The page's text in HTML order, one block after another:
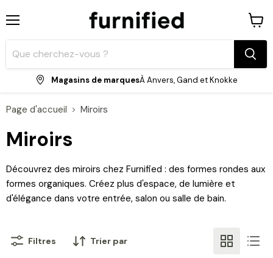
Magasins de marquesÀ Anvers, Gand et Knokke
le
panier
Page d'accueil Miroirs
Miroirs
Découvrez des miroirs chez Furnified : des formes rondes aux
formes organiques. Créez plus d'espace, de lumière et
d'élégance dans votre entrée, salon ou salle de bain.
Filtres Trier par